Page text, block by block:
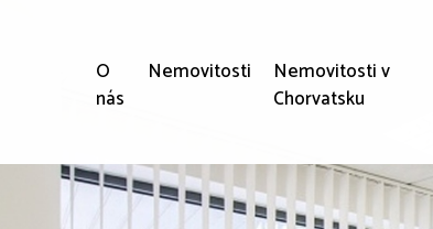
O
nás
Nemovitosti
Nemovitosti v
Chorvatsku